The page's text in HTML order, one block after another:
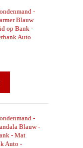
-
Blauw
op Bank -
Auto
-
Blauw -
- Mat
Auto -